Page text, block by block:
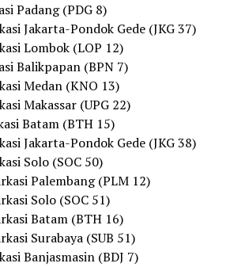
Padang (PDG 8)
Jakarta-Pondok Gede (JKG 37)
Lombok (LOP 12)
Balikpapan (BPN 7)
Medan (KNO 13)
Makassar (UPG 22)
Batam (BTH 15)
Jakarta-Pondok Gede (JKG 38)
Solo (SOC 50)
Palembang (PLM 12)
Solo (SOC 51)
Batam (BTH 16)
Surabaya (SUB 51)
Banjasmasin (BDJ 7)